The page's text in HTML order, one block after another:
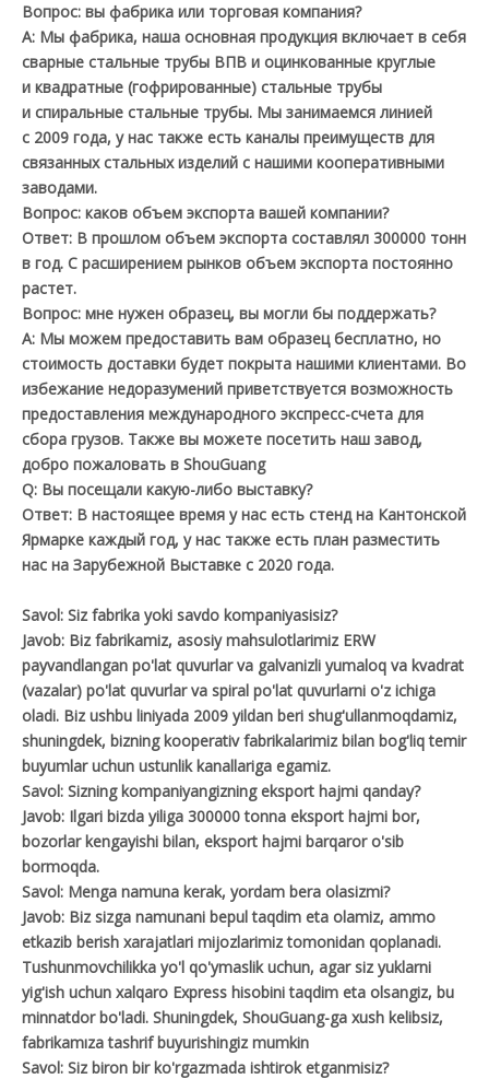
Вопрос: вы фабрика или торговая компания?
A: Мы фабрика, наша основная продукция включает в себя
сварные стальные трубы ВПВ и оцинкованные круглые
и квадратные (гофрированные) стальные трубы
и спиральные стальные трубы. Мы занимаемся линией
с 2009 года, у нас также есть каналы преимуществ для
связанных стальных изделий с нашими кооперативными
заводами.
Вопрос: каков объем экспорта вашей компании?
Ответ: В прошлом объем экспорта составлял 300000 тонн
в год. С расширением рынков объем экспорта постоянно
растет.
Вопрос: мне нужен образец, вы могли бы поддержать?
A: Мы можем предоставить вам образец бесплатно, но
стоимость доставки будет покрыта нашими клиентами. Во
избежание недоразумений приветствуется возможность
предоставления международного экспресс-счета для
сбора грузов. Также вы можете посетить наш завод,
добро пожаловать в ShouGuang
Q: Вы посещали какую-либо выставку?
Ответ: В настоящее время у нас есть стенд на Кантонской
Ярмарке каждый год, у нас также есть план разместить
нас на Зарубежной Выставке с 2020 года.
Savol: Siz fabrika yoki savdo kompaniyasisiz?
Javob: Biz fabrikamiz, asosiy mahsulotlarimiz ERW
payvandlangan po'lat quvurlar va galvanizli yumaloq va kvadrat
(vazalar) po'lat quvurlar va spiral po'lat quvurlarni o'z ichiga
oladi. Biz ushbu liniyada 2009 yildan beri shug'ullanmoqdamiz,
shuningdek, bizning kooperativ fabrikalarimiz bilan bog'liq temir
buyumlar uchun ustunlik kanallariga egamiz.
Savol: Sizning kompaniyangizning eksport hajmi qanday?
Javob: Ilgari bizda yiliga 300000 tonna eksport hajmi bor,
bozorlar kengayishi bilan, eksport hajmi barqaror o'sib
bormoqda.
Savol: Menga namuna kerak, yordam bera olasizmi?
Javob: Biz sizga namunani bepul taqdim eta olamiz, ammo
etkazib berish xarajatlari mijozlarimiz tomonidan qoplanadi.
Tushunmovchilikka yo'l qo'ymaslik uchun, agar siz yuklarni
yig'ish uchun xalqaro Express hisobini taqdim eta olsangiz, bu
minnatdor bo'ladi. Shuningdek, ShouGuang-ga xush kelibsiz,
fabrikamıza tashrif buyurishingiz mumkin
Savol: Siz biron bir ko'rgazmada ishtirok etganmisiz?